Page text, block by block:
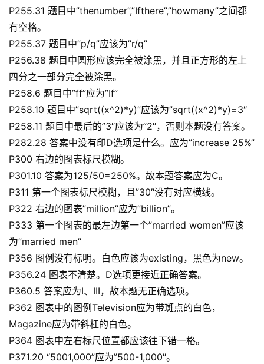
创
专
栏
行
业
态
碎
碎
念
推
荐
&
具
关
于
&
留
言
登录 注册
P255.31 题目中”thenumber”,”Ifthere”,”howmany”之间都
有空格。
P255.37 题目中”p/q”应该为”r/q”
P256.38 题目中圆形应该完全被涂黑，并且正方形的左上
四分之一部分完全被涂黑。
P258.6 题目中”ff”应为”If”
P258.10 题目中”sqrt((x^2)*y)”应该为”sqrt((x^2)*y)=3″
P258.11 题目中最后的”3″应该为”2″，否则本题没有答案。
P282.28 答案中没有印D选项是什么。应为”increase 25%”
P300 右边的图表标尺模糊。
P301.10 答案为125/50=250%。故本题答案应为C。
P311 第一个图表标尺模糊，且”30″没有对应横线。
P322 右边的图表”million”应为”billion”。
P333 第一个图表的最左边第一个”married women”应该
为”married men”
P356 图例没有标明。白色应该为existing，黑色为new。
P356.24 图表不清楚。D选项更接近正确答案。
P360.5 答案应为I、III，故本题无正确选项。
P362 图表中的图例Television应为带斑点的白色，
Magazine应为带斜杠的白色。
P364 图表中左右标尺位置都应该往下错一格。
P371.20 “5001,000”应为”500-1,000″。